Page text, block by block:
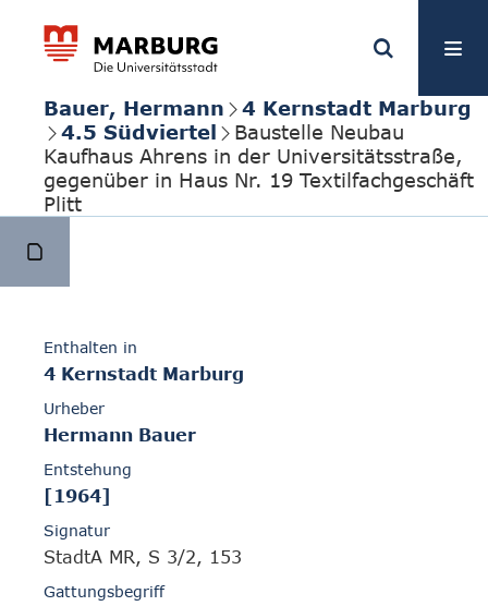
Bauer, Hermann
4 Kernstadt Marburg
4.5 Südviertel
Baustelle Neubau
Kaufhaus Ahrens in der Universitätsstraße,
gegenüber in Haus Nr. 19 Textilfachgeschäft
Plitt
Enthalten in
4 Kernstadt Marburg
Urheber
Hermann Bauer
Entstehung
[1964]
Signatur
StadtA MR, S 3/2, 153
Gattungsbegriff